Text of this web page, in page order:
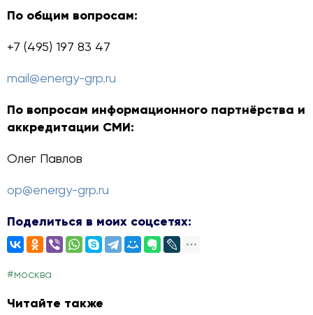
По общим вопросам:
+7 (495) 197 83 47
mail@energy-grp.ru
По вопросам информационного партнёрства и
аккредитации СМИ:
Олег Павлов
op@energy-grp.ru
Поделиться в моих соцсетях:
#москва
Читайте также